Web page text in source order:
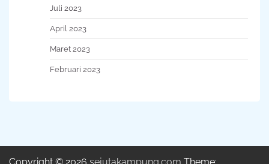
Juli 2023
April 2023
Maret 2023
Februari 2023